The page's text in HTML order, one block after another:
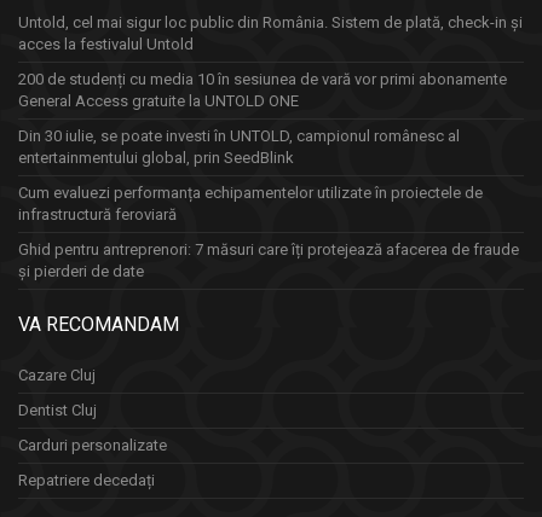
Untold, cel mai sigur loc public din România. Sistem de plată, check-in și
acces la festivalul Untold
200 de studenți cu media 10 în sesiunea de vară vor primi abonamente
General Access gratuite la UNTOLD ONE
Din 30 iulie, se poate investi în UNTOLD, campionul românesc al
entertainmentului global, prin SeedBlink
Cum evaluezi performanța echipamentelor utilizate în proiectele de
infrastructură feroviară
Ghid pentru antreprenori: 7 măsuri care îți protejează afacerea de fraude
și pierderi de date
VA RECOMANDAM
Cazare Cluj
Dentist Cluj
Carduri personalizate
Repatriere decedați